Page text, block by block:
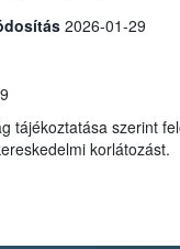
2026-01-29
tájékoztatása szerint
korlátozást.